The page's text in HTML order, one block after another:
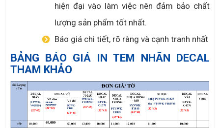
hiện đại vào làm việc nên đảm bảo chất
lượng sản phẩm tốt nhất.
Báo giá chi tiết, rõ ràng và cạnh tranh nhất
BẢNG BÁO GIÁ IN TEM NHÃN DECAL
THAM KHẢO